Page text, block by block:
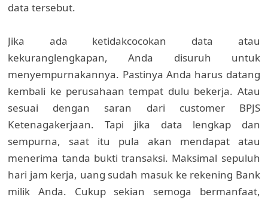
data tersebut.
Jika ada ketidakcocokan data atau
kekuranglengkapan, Anda disuruh untuk
menyempurnakannya. Pastinya Anda harus datang
kembali ke perusahaan tempat dulu bekerja. Atau
sesuai dengan saran dari customer BPJS
Ketenagakerjaan. Tapi jika data lengkap dan
sempurna, saat itu pula akan mendapat atau
menerima tanda bukti transaksi. Maksimal sepuluh
hari jam kerja, uang sudah masuk ke rekening Bank
milik Anda. Cukup sekian semoga bermanfaat,